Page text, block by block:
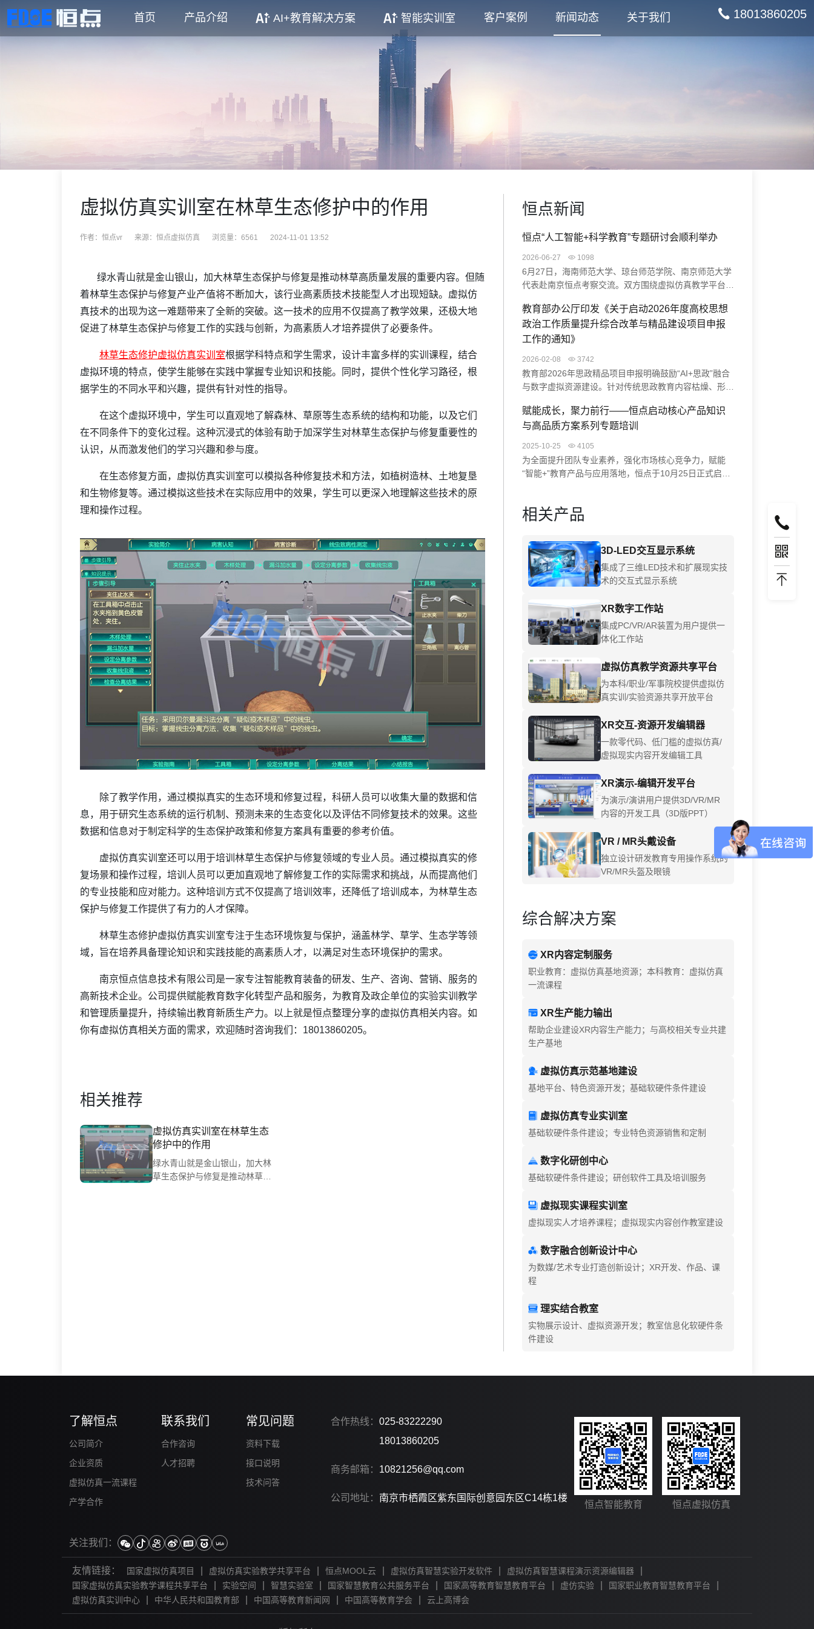
首页 产品介绍 AI+教育解决方案 智能实训室 客户案例 新闻动态 关于我们 18013860205
虚拟仿真实训室在林草生态修护中的作用
作者：恒点vr 来源： 恒点虚拟仿真 浏览量：6561 2024-11-01 13:52
绿水青山就是金山银山，加大林草生态保护与修复是推动林草高质量发展的重要内容。但随
着林草生态保护与修复产业产值将不断加大，该行业高素质技术技能型人才出现短缺。虚拟仿
真技术的出现为这一难题带来了全新的突破。这一技术的应用不仅提高了教学效果，还极大地
促进了林草生态保护与修复工作的实践与创新，为高素质人才培养提供了必要条件。
林草生态修护虚拟仿真实训室根据学科特点和学生需求，设计丰富多样的实训课程，结合
虚拟环境的特点，使学生能够在实践中掌握专业知识和技能。同时，提供个性化学习路径，根
据学生的不同水平和兴趣，提供有针对性的指导。
在这个虚拟环境中，学生可以直观地了解森林、草原等生态系统的结构和功能，以及它们
在不同条件下的变化过程。这种沉浸式的体验有助于加深学生对林草生态保护与修复重要性的
认识，从而激发他们的学习兴趣和参与度。
在生态修复方面，虚拟仿真实训室可以模拟各种修复技术和方法，如植树造林、土地复垦
和生物修复等。通过模拟这些技术在实际应用中的效果，学生可以更深入地理解这些技术的原
理和操作过程。
除了教学作用，通过模拟真实的生态环境和修复过程，科研人员可以收集大量的数据和信
息，用于研究生态系统的运行机制、预测未来的生态变化以及评估不同修复技术的效果。这些
数据和信息对于制定科学的生态保护政策和修复方案具有重要的参考价值。
虚拟仿真实训室还可以用于培训林草生态保护与修复领域的专业人员。通过模拟真实的修
复场景和操作过程，培训人员可以更加直观地了解修复工作的实际需求和挑战，从而提高他们
的专业技能和应对能力。这种培训方式不仅提高了培训效率，还降低了培训成本，为林草生态
保护与修复工作提供了有力的人才保障。
林草生态修护虚拟仿真实训室专注于生态环境恢复与保护，涵盖林学、草学、生态学等领
域，旨在培养具备理论知识和实践技能的高素质人才，以满足对生态环境保护的需求。
南京恒点信息技术有限公司是一家专注智能教育装备的研发、生产、咨询、营销、服务的
高新技术企业。公司提供赋能教育数字化转型产品和服务，为教育及政企单位的实验实训教学
和管理质量提升，持续输出教育新质生产力。以上就是恒点整理分享的虚拟仿真相关内容。如
你有虚拟仿真相关方面的需求，欢迎随时咨询我们：18013860205。
相关推荐
虚拟仿真实训室在林草生态
修护中的作用
绿水青山就是金山银山，加大林
草生态保护与修复是推动林草高
恒点新闻
恒点“人工智能+科学教育”专题研讨会顺利举办
2026-06-27 1098
6月27日，海南师范大学、琼台师范学院、南京师范大学
代表赴南京恒点考察交流。双方围绕虚拟仿真教学平台、
展示AI空间智能赋能实验中心建设方案、裸眼3D虚仿系
统及课程编辑器实操，并结合典型案例分享实践成果。此
次交流促进了校企协同，助力高校科学教育数字化转型与
教育部办公厅印发《关于启动2026年度高校思想
政治工作质量提升综合改革与精品建设项目申报
工作的通知》
2026-02-08 3742
教育部2026年思政精品项目申报明确鼓励“AI+思政”融合
与数字虚拟资源建设。针对传统思政教育内容枯燥、形式
造沉浸式学习体验（如“飞夺泸定桥”虚拟实验），并借助
AI构建智慧系统与数智档案，助力高校开发思政大模型、
赋能成长，聚力前行——恒点启动核心产品知识
与高品质方案系列专题培训
2025-10-25 4105
为全面提升团队专业素养，强化市场核心竞争力，赋能
“智能+”教育产品与应用落地，恒点于10月25日正式启动
度与高品质方案的理解能力，助力业务水平与客户服务质
相关产品
3D-LED交互显示系统
集成了三维LED技术和扩展现实技
术的交互式显示系统
XR数字工作站
集成PC/VR/AR装置为用户提供一
体化工作站
虚拟仿真教学资源共享平台
为本科/职业/军事院校提供虚拟仿
真实训/实验资源共享开放平台
XR交互-资源开发编辑器
一款零代码、低门槛的虚拟仿真/
虚拟现实内容开发编辑工具
XR演示-编辑开发平台
为演示/演讲用户提供3D/VR/MR
内容的开发工具（3D版PPT）
VR / MR头戴设备
独立设计研发教育专用操作系统的
VR/MR头盔及眼镜
综合解决方案
XR内容定制服务
职业教育：虚拟仿真基地资源；本科教育：虚拟仿真
一流课程
XR生产能力输出
帮助企业建设XR内容生产能力；与高校相关专业共建
生产基地
虚拟仿真示范基地建设
基地平台、特色资源开发；基础软硬件条件建设
虚拟仿真专业实训室
基础软硬件条件建设；专业特色资源销售和定制
数字化研创中心
基础软硬件条件建设；研创软件工具及培训服务
虚拟现实课程实训室
虚拟现实人才培养课程；虚拟现实内容创作教室建设
数字融合创新设计中心
为数媒/艺术专业打造创新设计；XR开发、作品、课
程
理实结合教室
实物展示设计、虚拟资源开发；教室信息化软硬件条
件建设
了解恒点
公司简介
企业资质
虚拟仿真一流课程
产学合作
联系我们
合作咨询
人才招聘
常见问题
资料下载
接口说明
技术问答
合作热线： 025-83222290
18013860205
商务邮箱： 10821256@qq.com
公司地址： 南京市栖霞区紫东国际创意园东区C14栋1楼
恒点智能教育 恒点虚拟仿真
关注我们：
友情链接： 国家虚拟仿真项目 虚拟仿真实验教学共享平台 恒点MOOL云 虚拟仿真智慧实验开发软件 虚拟仿真智慧课程演示资源编辑器
国家虚拟仿真实验教学课程共享平台 实验空间 智慧实验室 国家智慧教育公共服务平台 国家高等教育智慧教育平台 虚仿实验 国家职业教育智慧教育平台
虚拟仿真实训中心 中华人民共和国教育部 中国高等教育新闻网 中国高等教育学会 云上高博会